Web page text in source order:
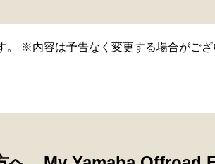
※内容は予告なく変更する場合がご